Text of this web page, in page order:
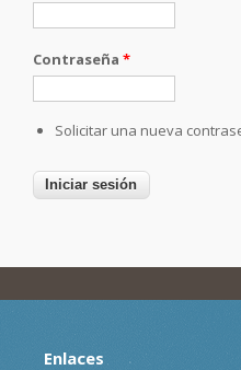
Contraseña *
Solicitar una nueva
Enlaces